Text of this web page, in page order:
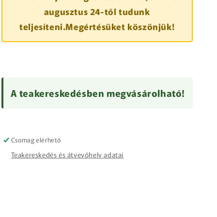
augusztus 24-től tudunk
teljesíteni.Megértésüket köszönjük!
A teakereskedésben megvásárolható!
Csomag elérhető
Teakereskedés és átvevőhely adatai